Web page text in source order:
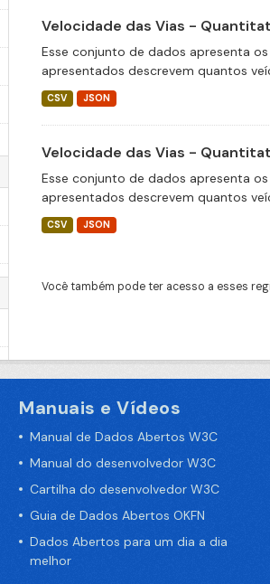
Velocidade das Vias -
Esse conjunto de dados apresenta
apresentados descrevem quantos
CSV JSON
Velocidade das Vias -
Esse conjunto de dados apresenta
apresentados descrevem quantos
CSV JSON
Você também pode ter acesso a esses
Manuais e Vídeos
Manual de Dados Abertos W3C
Manual do desenvolvedor W3C
Cartilha do desenvolvedor W3C
Guia de Dados Abertos OKFN
Dados Abertos para um dia a dia
melhor